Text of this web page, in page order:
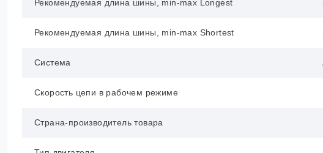
Рекомендуемая длина шины, min-max Longest
Рекомендуемая длина шины, min-max Shortest
Система
Скорость цепи в рабочем режиме
Страна-производитель товара